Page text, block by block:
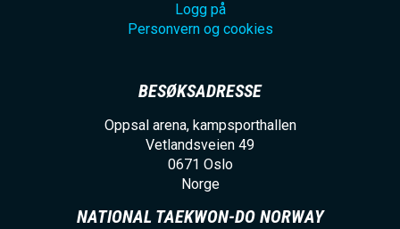
Logg på
Personvern og cookies
BESØKSADRESSE
Oppsal arena, kampsporthallen
Vetlandsveien 49
0671 Oslo
Norge
NATIONAL TAEKWON-DO NORWAY